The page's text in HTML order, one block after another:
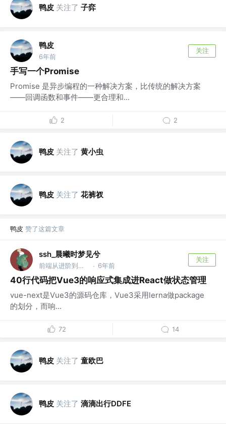
鸭皮 关注了 子弈
鸭皮
6年前
关注
手写一个Promise
Promise 是异步编程的一种解决方案，比传统的解决方案
——回调函数和事件——更合理和...
2 2
鸭皮 关注了 黄小虫
鸭皮 关注了 花裤衩
鸭皮 赞了这篇文章
ssh_晨曦时梦见兮
前端从进阶到入院 @字节跳动 · 6年前
关注
40行代码把Vue3的响应式集成进React做状态管理
vue-next是Vue3的源码仓库，Vue3采用lerna做package
的划分，而响...
72 14
鸭皮 关注了 童欧巴
鸭皮 关注了 滴滴出行DDFE